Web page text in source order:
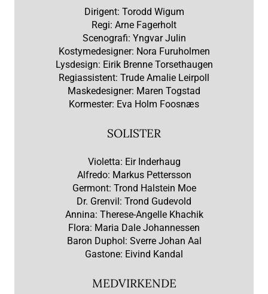
Dirigent: Torodd Wigum
Regi: Arne Fagerholt
Scenografi: Yngvar Julin
Kostymedesigner: Nora Furuholmen
Lysdesign: Eirik Brenne Torsethaugen
Regiassistent: Trude Amalie Leirpoll
Maskedesigner: Maren Togstad
Kormester: Eva Holm Foosnæs
SOLISTER
Violetta: Eir Inderhaug
Alfredo: Markus Pettersson
Germont: Trond Halstein Moe
Dr. Grenvil: Trond Gudevold
Annina: Therese-Angelle Khachik
Flora: Maria Dale Johannessen
Baron Duphol: Sverre Johan Aal
Gastone: Eivind Kandal
MEDVIRKENDE